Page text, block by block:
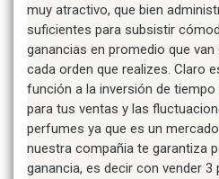
muy atractivo, que bien
suficientes para subsistir
ganancias en promedio que van
cada orden que realizes. Claro
función a la inversión de
para tus ventas y las
perfumes ya que es un
nuestra compañia te garantiza
ganancia, es decir con vender